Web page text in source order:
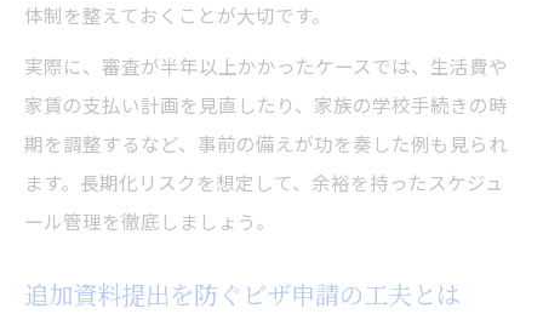
体制を整えておくことが大切です。
実際に、審査が半年以上かかったケースでは、生活費や
家賃の支払い計画を見直したり、家族の学校手続きの時
期を調整するなど、事前の備えが功を奏した例も見られ
ます。長期化リスクを想定して、余裕を持ったスケジュ
ール管理を徹底しましょう。
追加資料提出を防ぐビザ申請の工夫とは